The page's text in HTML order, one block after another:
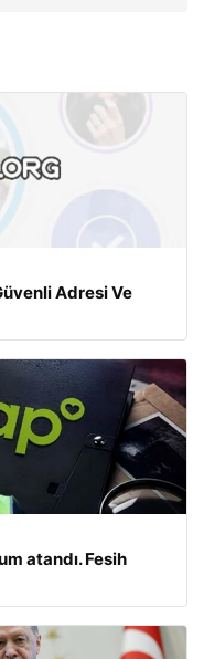
Adresi Ve
atandı. Fesih